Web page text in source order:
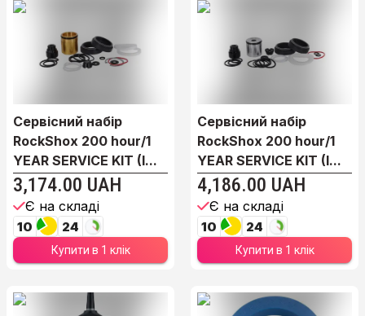
Сервісний набір
RockShox 200 hour/1
YEAR SERVICE KIT (I...
3,174.00 UAH
Є на складі
10 24
Купити в 1 клік
Сервісний набір
RockShox 200 hour/1
YEAR SERVICE KIT (I...
4,186.00 UAH
Є на складі
10 24
Купити в 1 клік